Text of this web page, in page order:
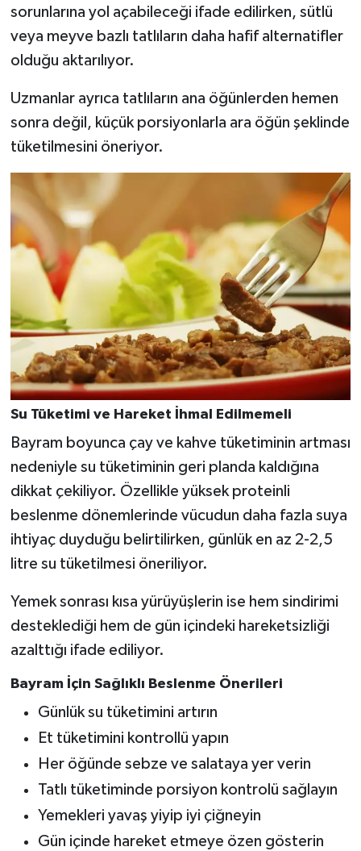
sorunlarına yol açabileceği ifade edilirken, sütlü
veya meyve bazlı tatlıların daha hafif alternatifler
olduğu aktarılıyor.
Uzmanlar ayrıca tatlıların ana öğünlerden hemen
sonra değil, küçük porsiyonlarla ara öğün şeklinde
tüketilmesini öneriyor.
Su Tüketimi ve Hareket İhmal Edilmemeli
Bayram boyunca çay ve kahve tüketiminin artması
nedeniyle su tüketiminin geri planda kaldığına
dikkat çekiliyor. Özellikle yüksek proteinli
beslenme dönemlerinde vücudun daha fazla suya
ihtiyaç duyduğu belirtilirken, günlük en az 2-2,5
litre su tüketilmesi öneriliyor.
Yemek sonrası kısa yürüyüşlerin ise hem sindirimi
desteklediği hem de gün içindeki hareketsizliği
azalttığı ifade ediliyor.
Bayram İçin Sağlıklı Beslenme Önerileri
Günlük su tüketimini artırın
Et tüketimini kontrollü yapın
Her öğünde sebze ve salataya yer verin
Tatlı tüketiminde porsiyon kontrolü sağlayın
Yemekleri yavaş yiyip iyi çiğneyin
Gün içinde hareket etmeye özen gösterin